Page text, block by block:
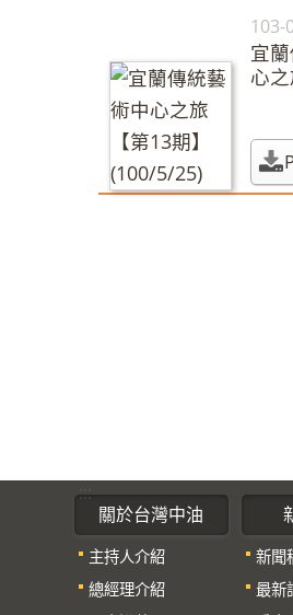
103-
宜
心
:::
關於台灣中油
主持人介紹
總經理介紹
新聞
最新